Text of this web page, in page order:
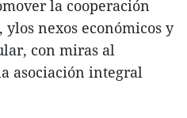
la cooperación
nexos económicos y
con miras al
asociación integral